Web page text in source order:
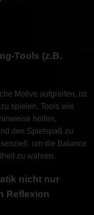
Tools (z.B.
Motive aufgreifen, ist
spielen. Tools wie
helfen,
den Spielspaß zu
um die Balance
zu wahren.
nicht nur
Reflexion